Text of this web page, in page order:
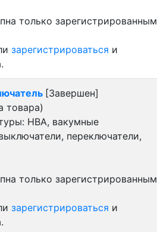
только зарегистрированным
зарегистрироваться и
[Завершен]
товара)
НВА, вакумные
переключатели,
только зарегистрированным
зарегистрироваться и